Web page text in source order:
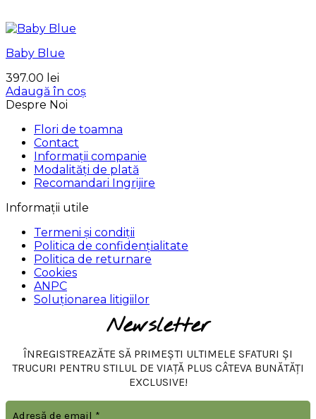
Baby Blue
397.00 lei
Adaugă în coș
Despre Noi
Flori de toamna
Contact
Informații companie
Modalități de plată
Recomandari Ingrijire
Informații utile
Termeni și condiții
Politica de confidențialitate
Politica de returnare
Cookies
ANPC
Soluționarea litigiilor
Newsletter
ÎNREGISTREAZĂTE SĂ PRIMEȘTI ULTIMELE SFATURI ȘI
TRUCURI PENTRU STILUL DE VIAȚĂ PLUS CÂTEVA BUNĂTĂȚI
EXCLUSIVE!